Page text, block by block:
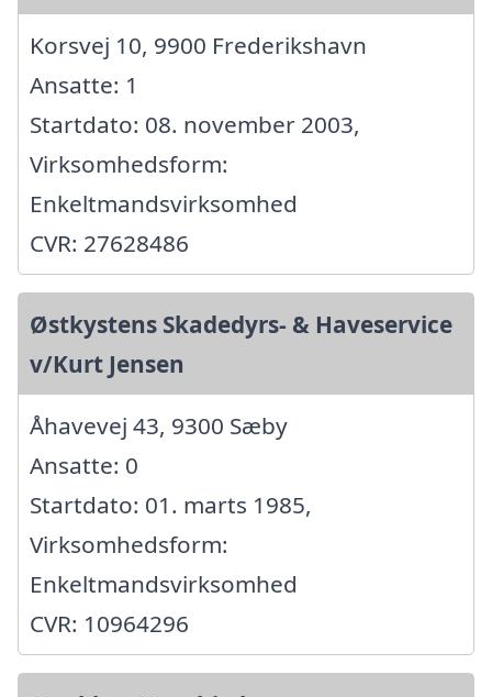
Korsvej 10, 9900 Frederikshavn
Ansatte: 1
Startdato: 08. november 2003,
Virksomhedsform:
Enkeltmandsvirksomhed
CVR: 27628486
Østkystens Skadedyrs- & Haveservice
v/Kurt Jensen
Åhavevej 43, 9300 Sæby
Ansatte: 0
Startdato: 01. marts 1985,
Virksomhedsform:
Enkeltmandsvirksomhed
CVR: 10964296